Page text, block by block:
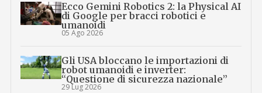
Ecco Gemini Robotics 2: la Physical AI
di Google per bracci robotici e
umanoidi
05 Ago 2026
Gli USA bloccano le importazioni di
robot umanoidi e inverter:
“Questione di sicurezza nazionale”
29 Lug 2026